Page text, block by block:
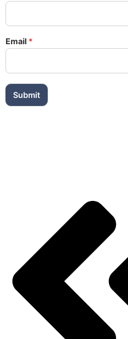
Email *
Submit